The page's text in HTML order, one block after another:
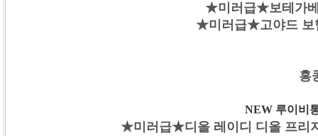
★미러급★보테가베
★미러급★고야드 보
홍
NEW 루이비
★미러급★디올 레이디 디올 프리